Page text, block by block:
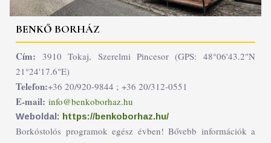
BENKŐ BORHÁZ
Cím: 3910 Tokaj, Szerelmi Pincesor (GPS: 48°06'43.2"N
21°24'17.6"E)
Telefon:+36 20/920-9844 ; +36 20/312-0551
E-mail: info@benkoborhaz.hu
Weboldal: https://benkoborhaz.hu/
Borkóstolós programok egész évben! Bővebb információk a